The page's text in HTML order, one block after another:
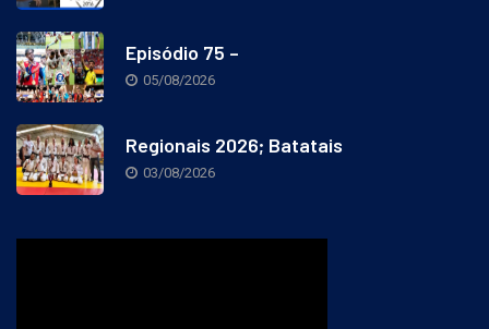
Episódio 75 –
05/08/2026
Regionais 2026; Batatais
03/08/2026